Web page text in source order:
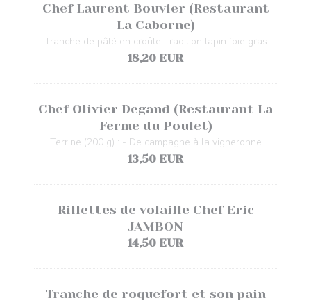
Chef Laurent Bouvier (Restaurant
La Caborne)
Tranche de pâté en croûte Tradition lapin foie gras
18,20 EUR
Chef Olivier Degand (Restaurant La
Ferme du Poulet)
Terrine (200 g) : - De campagne à la vigneronne
13,50 EUR
Rillettes de volaille Chef Eric
JAMBON
14,50 EUR
Tranche de roquefort et son pain